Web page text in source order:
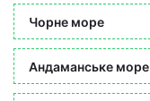
Чорне море
Андаманське море